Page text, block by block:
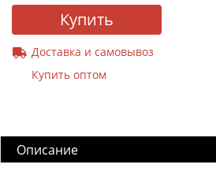
Купить
Доставка и самовывоз
Купить оптом
Описание